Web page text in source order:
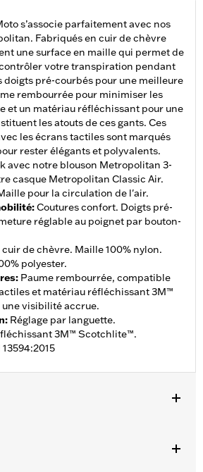
s’associe parfaitement avec nos
Fabriqués en cuir de chèvre
une surface en maille qui permet de
votre transpiration pendant
doigts pré-courbés pour une meilleure
rembourrée pour minimiser les
et un matériau réfléchissant pour une
les atouts de ces gants. Ces
les écrans tactiles sont marqués
rester élégants et polyvalents.
avec notre blouson Metropolitan 3-
casque Metropolitan Classic Air.
pour la circulation de l'air.
:Coutures confort. Doigts pré-
réglable au poignet par bouton-
cuir de chèvre. Maille 100% nylon.
polyester.
: Paume rembourrée, compatible
et matériau réfléchissant 3M™
visibilité accrue.
: Réglage par languette.
3M™ Scotchlite™.
13594:2015
Compatible avec les écrans